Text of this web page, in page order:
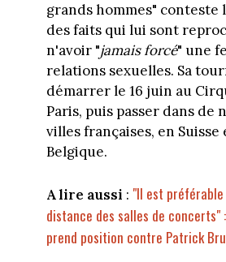
grands hommes" conteste
des faits qui lui sont
n'avoir "jamais forcé" une
relations sexuelles. Sa
démarrer le 16 juin au
Paris, puis passer dans de
villes françaises, en Suisse
Belgique.
A lire aussi : "Il est
distance des salles de concerts"
prend position contre Patrick